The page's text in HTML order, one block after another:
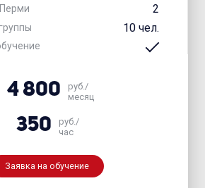
2
10 чел.
4 800
руб./
месяц
350
руб./
час
Заявка на обучение